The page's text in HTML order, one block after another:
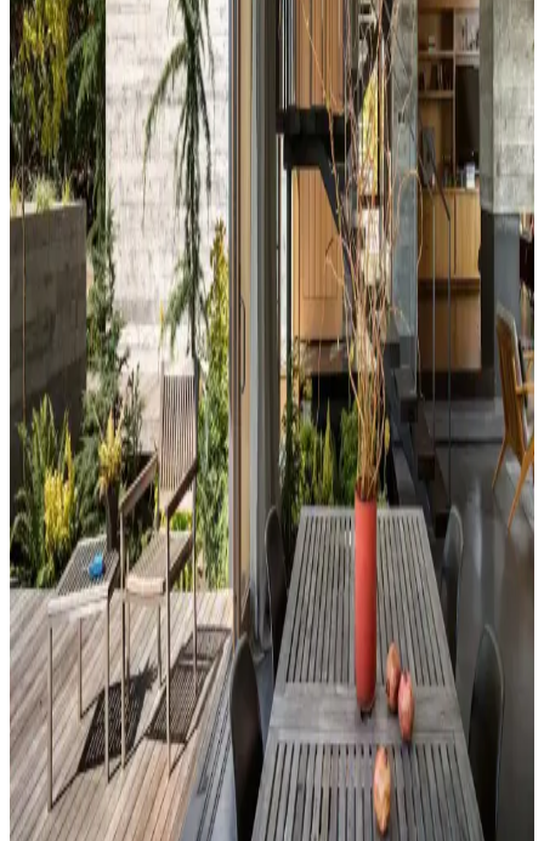
Kahvaltı Köşeleri İçin Sandalye Seçenekleri ve
Dekorasyon İpuçları
Kahvaltı köşelerinde ahşap ve sentetik deri sandalyeler, dayanıklılık
ve temizlik kolaylığı sunar. Minder ve özel tasarım halılarla konfor
ve estetik dengelenir, mekanın atmosferi güçlenir.
Perde Rengine Uyumlu Nevresim Seçimi: Renk ve
Desenlerle Dekorasyonda Denge Sağlama
Perde ve nevresim uyumu, krem ve magnolia tonlarındaki odalarda
mekanın estetiğini artırır. Kırmızı, kahverengi ve turuncu tonlarıyla
uyumlu renk ve desen önerileri sunulmaktadır.
Ev Dekorasyonunda Denge ve Fonksiyonellik: Renk
Uyumu, Mobilya Yerleşimi ve Estetik İncelemesi
Reddit tartışması üzerinden ev dekorasyonunda renk uyumu,
mobilya yerleşimi ve aksesuar dengesi gibi unsurların yaşam
alanlarının estetik ve fonksiyonelliğini nasıl etkilediği inceleniyor.
Hermes Dekor Ürünleri İncelemesi: Ella'dan
Alışveriş ve Ürün Kalitesi Değerlendirmesi
Ella satıcısından alınan Hermes dekor ürünleri, yüksek deri kalitesi
ve detaylı işçiliğiyle öne çıkıyor. Ürünlerin boyutları beklentileri
aşarken, fiyat ve orijinallik tartışmaları da dikkat çekiyor.
Veranda Dekorasyonunda Bitki Seçimi, Aydınlatma
ve Mobilya Düzenlemeleriyle Estetik İyileştirme
Yöntemleri
Veranda dekorasyonunda bitkiler, halılar, aydınlatma ve mobilyaların
uyumlu kullanımı mekânı daha davetkâr ve fonksiyonel kılar. Doğru
seçimler verandanın atmosferini ve dış görünümünü güçlendirir.